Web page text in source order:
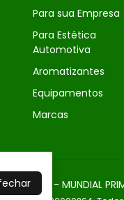
Para sua Empresa
Para Estética
Automotiva
Aromatizantes
Equipamentos
Marcas
360ML - MUNDIAL